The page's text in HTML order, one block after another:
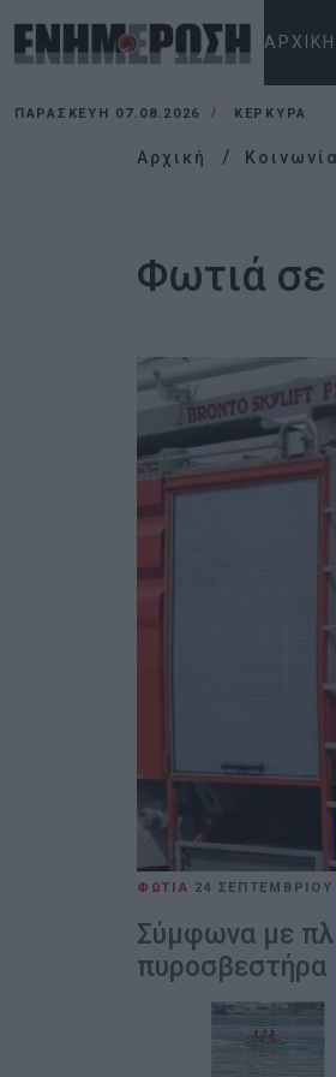
ΑΡΧΙΚΉ
ΠΑΡΑΣΚΕΥΉ 07.08.2026 ΚΕΡΚΥΡΑ
Αρχική Κοινωνία
Φωτιά σε
ΦΩΤΙΑ 24 ΣΕΠΤΕΜΒΡΊΟΥ
Σύμφωνα με
πυροσβεστήρα